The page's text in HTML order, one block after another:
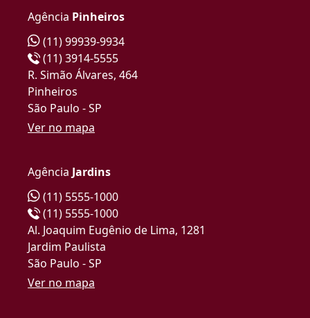
Agência Pinheiros
(11) 99939-9934
(11) 3914-5555
R. Simão Álvares, 464
Pinheiros
São Paulo - SP
Ver no mapa
Agência Jardins
(11) 5555-1000
(11) 5555-1000
Al. Joaquim Eugênio de Lima, 1281
Jardim Paulista
São Paulo - SP
Ver no mapa